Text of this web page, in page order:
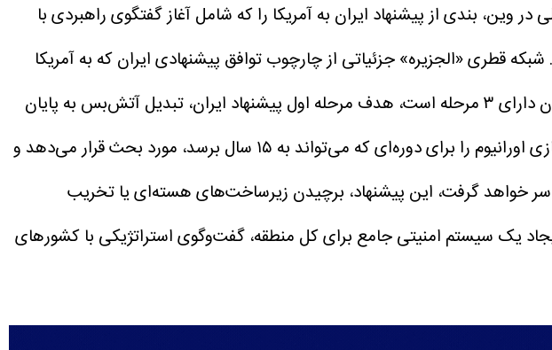
وین، بندی از پیشنهاد ایران به آمریکا را که شامل آغاز گفتگوی راهبردی با
شبکه قطری «الجزیره» جزئیاتی از چارچوب توافق پیشنهادی ایران که به آمریکا
الجزیره به نقل از منابع مطلع خود مدعی شد: «توافق پیشنهادی ایران دارای ۳ مرحله است، هدف مرحله اول پیشنهاد ایران، تبدیل آتش‌بس به پایان
بر این اساس، مرحله دوم، ایده توقف کامل عملیات غنی‌سازی اورانیوم را برای دوره‌ای که می‌تواند به ۱۵ سال برسد، مورد بحث قرار می‌دهد و
سطح ۳.۶٪ و بر اساس اصل ذخیره صفر از سر خواهد گرفت، این پیشنهاد، برچیدن زیرساخت‌های هسته‌ای یا تخریب
ایجاد یک سیستم امنیتی جامع برای کل منطقه، گفت‌وگوی استراتژیکی با کشورهای